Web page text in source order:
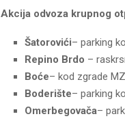
Akcija odvoza krupnog
Šatorovići– parking
Repino Brdo –
Boće– kod zgrade MZ
Boderište– parking
Omerbegovača–